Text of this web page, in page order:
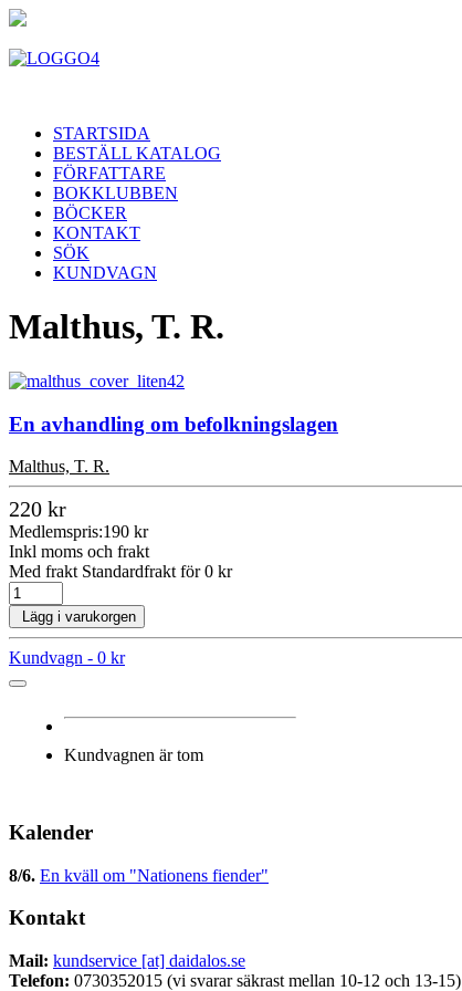
STARTSIDA
BESTÄLL KATALOG
FÖRFATTARE
BOKKLUBBEN
BÖCKER
KONTAKT
SÖK
KUNDVAGN
Malthus, T. R.
En avhandling om befolkningslagen
Malthus, T. R.
220 kr
Medlemspris:190 kr
Inkl moms och frakt
Med frakt Standardfrakt för 0 kr
Lägg i varukorgen
Kundvagn - 0 kr
Kundvagnen är tom
Kalender
8/6. En kväll om "Nationens fiender"
Kontakt
Mail: kundservice [at] daidalos.se
Telefon: 0730352015 (vi svarar säkrast mellan 10-12 och 13-15)